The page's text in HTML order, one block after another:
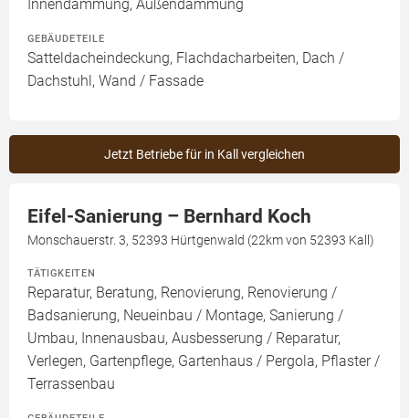
Innendämmung, Außendämmung
GEBÄUDETEILE
Satteldacheindeckung, Flachdacharbeiten, Dach /
Dachstuhl, Wand / Fassade
Jetzt Betriebe für in Kall vergleichen
Eifel-Sanierung – Bernhard Koch
Monschauerstr. 3, 52393 Hürtgenwald (22km von 52393 Kall)
TÄTIGKEITEN
Reparatur, Beratung, Renovierung, Renovierung /
Badsanierung, Neueinbau / Montage, Sanierung /
Umbau, Innenausbau, Ausbesserung / Reparatur,
Verlegen, Gartenpflege, Gartenhaus / Pergola, Pflaster /
Terrassenbau